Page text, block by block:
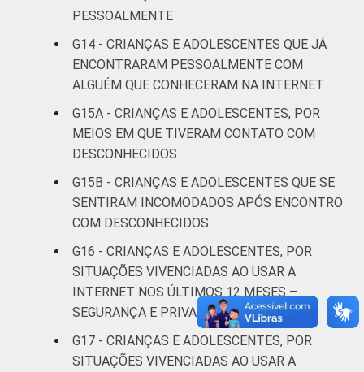
De 15 a 17
RENDA
FAMILIAR
Até 1 SM 12
Mais de 1
SM até 2 SM
18 60
SM até 3 SM
9 72
Mais de 3
SM
Não tem
renda
1 96
Não sabe 19
PESSOALMENTE
G14 - CRIANÇAS E ADOLESCENTES QUE JÁ
ENCONTRARAM PESSOALMENTE COM
ALGUÉM QUE CONHECERAM NA INTERNET
G15A - CRIANÇAS E ADOLESCENTES, POR
MEIOS EM QUE TIVERAM CONTATO COM
DESCONHECIDOS
G15B - CRIANÇAS E ADOLESCENTES QUE SE
SENTIRAM INCOMODADOS APÓS ENCONTRO
COM DESCONHECIDOS
G16 - CRIANÇAS E ADOLESCENTES, POR
SITUAÇÕES VIVENCIADAS AO USAR A
INTERNET NOS ÚLTIMOS 12 MESES –
SEGURANÇA E PRIVACIDADE
G17 - CRIANÇAS E ADOLESCENTES, POR
SITUAÇÕES VIVENCIADAS AO USAR A